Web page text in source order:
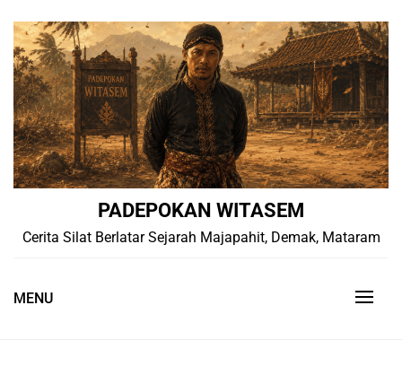
content
PADEPOKAN WITASEM
Cerita Silat Berlatar Sejarah Majapahit, Demak, Mataram
MENU